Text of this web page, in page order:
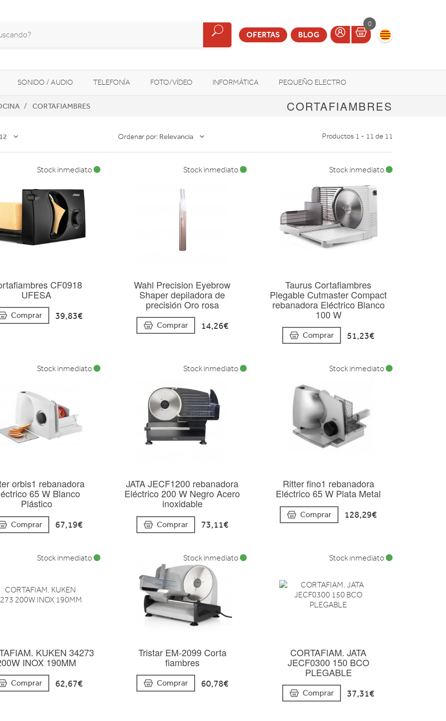
OFERTAS BLOG
0
SONIDO / AUDIO TELEFONÍA FOTO/VÍDEO INFORMÁTICA PEQUEÑO ELECTRO
MOVILIDAD URBANA
CORTAFIAMBRES CORTAFIAMBRES
Ordenar por: Relevancia Productos 1 - 11 de 11
CF0918
UFESA
Comprar 39,83€
Stock inmediato
Wahl Precision Eyebrow
Shaper depiladora de
precisión Oro rosa
Comprar 14,26€
Stock inmediato
Taurus Cortafiambres
Plegable Cutmaster Compact
rebanadora Eléctrico Blanco
100 W
Comprar 51,23€
Stock inmediato
orbis1 rebanadora
65 W Blanco
Plástico
Comprar 67,19€
Stock inmediato
JATA JECF1200 rebanadora
Eléctrico 200 W Negro Acero
inoxidable
Comprar 73,11€
Stock inmediato
Ritter fino1 rebanadora
Eléctrico 65 W Plata Metal
Comprar 128,29€
Stock inmediato
KUKEN 34273
INOX 190MM
Comprar 62,67€
Stock inmediato
Tristar EM-2099 Corta
fiambres
Comprar 60,78€
Stock inmediato
CORTAFIAM. JATA
JECF0300 150 BCO
PLEGABLE
Comprar 37,31€
Stock inmediato